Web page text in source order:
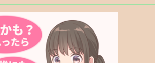
症状から調べる